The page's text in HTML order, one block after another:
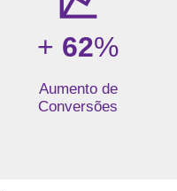
+ 62%
Aumento de
Conversões